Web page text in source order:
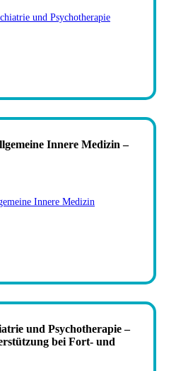
und Psychotherapie
Innere Medizin –
Innere Medizin
und Psychotherapie –
bei Fort- und